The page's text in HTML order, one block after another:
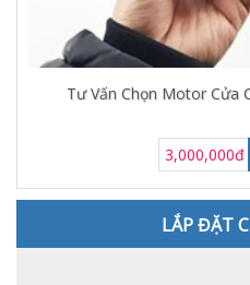
Tư Vấn Chọn Motor Cửa
3,000,000đ
LẮP ĐẶT